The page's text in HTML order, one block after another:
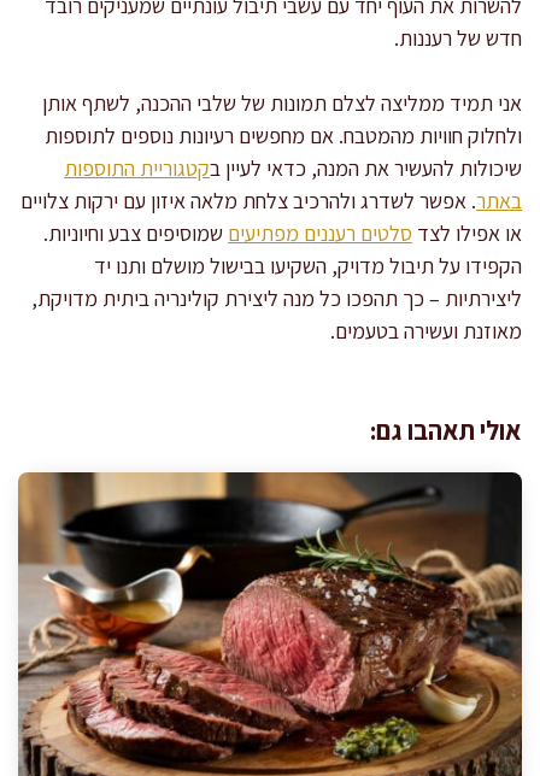
חדש של רעננות.
אני תמיד ממליצה לצלם תמונות של שלבי ההכנה, לשתף אותן
ולחלוק חוויות מהמטבח. אם מחפשים רעיונות נוספים לתוספות
שיכולות להעשיר את המנה, כדאי לעיין בקטגוריית התוספות
באתר. אפשר לשדרג ולהרכיב צלחת מלאה איזון עם ירקות צלויים
או אפילו לצד סלטים רעננים מפתיעים שמוסיפים צבע וחיוניות.
הקפידו על תיבול מדויק, השקיעו בבישול מושלם ותנו יד
ליצירתיות – כך תהפכו כל מנה ליצירת קולינריה ביתית מדויקת,
מאוזנת ועשירה בטעמים.
אולי תאהבו גם: